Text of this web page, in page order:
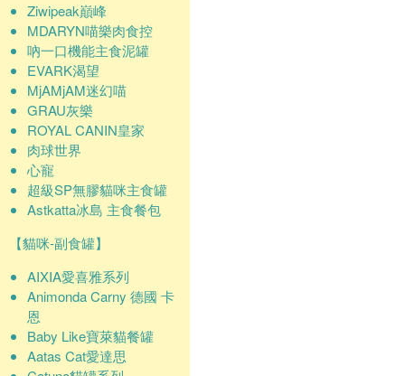
Ziwipeak巔峰
MDARYN喵樂肉食控
吶一口機能主食泥罐
EVARK渴望
MjAMjAM迷幻喵
GRAU灰樂
ROYAL CANIN皇家
肉球世界
心寵
超級SP無膠貓咪主食罐
Astkatta冰島 主食餐包
【貓咪-副食罐】
AIXIA愛喜雅系列
Animonda Carny 德國 卡
恩
Baby Like寶萊貓餐罐
Aatas Cat愛達思